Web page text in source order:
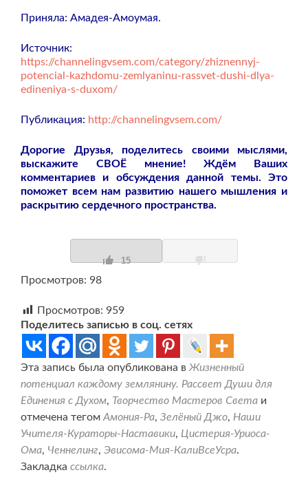
Приняла: Амадея-Амоумая.
Источник:
https://channelingvsem.com/category/zhiznennyj-
potencial-kazhdomu-zemlyaninu-rassvet-dushi-dlya-
edineniya-s-duxom/
Публикация: http://channelingvsem.com/
Дорогие Друзья, поделитесь своими мыслями,
выскажите СВОЁ мнение! Ждём Ваших
комментариев и обсуждения данной темы. Это
поможет всем нам развитию нашего мышления и
раскрытию сердечного пространства.
15
Просмотров: 98
Просмотров: 959
Поделитесь записью в соц. сетях
Эта запись была опубликована в Жизненный
потенциал каждому землянину. Рассвет Души для
Единения с Духом, Творчество Мастеров Света и
отмечена тегом Амония-Ра, Зелёный Джо, Наши
Учителя-Кураторы-Наставики, Цистерия-Уриоса-
Ома, Ченнелинг, Эвисома-Мия-КалиВсеУсра.
Закладка ссылка.